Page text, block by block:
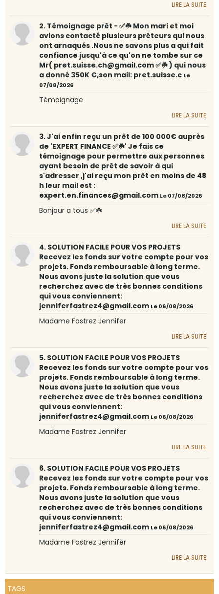
LIRE LA SUITE
2. Témoignage prêt - ✅☘️ Mon mari et moi
avions contacté plusieurs prêteurs qui nous
ont arnaqués .Nous ne savons plus a qui fait
confiance jusqu'à ce qu'on ne tombe sur ce
Mr( pret.suisse.ch@gmail.com ✅☘️ ) qui nous
a donné 350K €,son mail: pret.suisse.c Le
07/08/2026
Témoignage
LIRE LA SUITE
3. J'ai enfin reçu un prêt de 100 000€ auprès
de 'EXPERT FINANCE ✅☘️' Je fais ce
témoignage pour permettre aux personnes
ayant besoin de prêt de savoir à qui
s'adresser ,j'ai reçu mon prêt en moins de 48
h leur mail est :
expert.en.finances@gmail.com Le 07/08/2026
Bonjour a tous ✅☘️
LIRE LA SUITE
4. SOLUTION FACILE POUR VOS PROJETS
Recevez les fonds sur votre compte pour vos
projets. Fonds remboursable à long terme.
Nous avons juste la solution que vous
recherchez avec de très bonnes conditions
qui vous conviennent:
jenniferfastrez4@gmail.com Le 06/08/2026
Madame Fastrez Jennifer
LIRE LA SUITE
5. SOLUTION FACILE POUR VOS PROJETS
Recevez les fonds sur votre compte pour vos
projets. Fonds remboursable à long terme.
Nous avons juste la solution que vous
recherchez avec de très bonnes conditions
qui vous conviennent:
jenniferfastrez4@gmail.com Le 06/08/2026
Madame Fastrez Jennifer
LIRE LA SUITE
6. SOLUTION FACILE POUR VOS PROJETS
Recevez les fonds sur votre compte pour vos
projets. Fonds remboursable à long terme.
Nous avons juste la solution que vous
recherchez avec de très bonnes conditions
qui vous conviennent:
jenniferfastrez4@gmail.com Le 06/08/2026
Madame Fastrez Jennifer
LIRE LA SUITE
TAGS